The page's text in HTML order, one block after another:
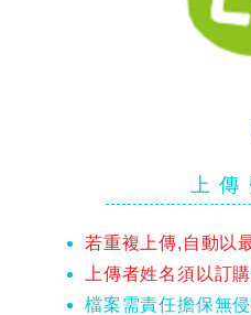
上 傳
若重複上傳,自動以
上傳者姓名須以訂
檔案需責任擔保無